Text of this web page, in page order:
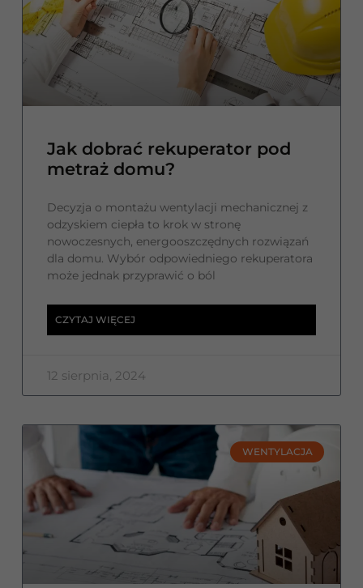
Jak dobrać rekuperator pod
metraż domu?
Decyzja o montażu wentylacji mechanicznej z
odzyskiem ciepła to krok w stronę
nowoczesnych, energooszczędnych rozwiązań
dla domu. Wybór odpowiedniego rekuperatora
może jednak przyprawić o ból
CZYTAJ WIĘCEJ
12 sierpnia, 2024
WENTYLACJA